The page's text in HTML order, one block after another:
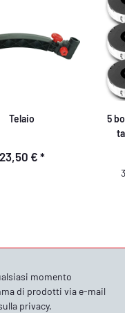
Telaio
23,50 € *
5
momento
di prodotti via e-mail
privacy.